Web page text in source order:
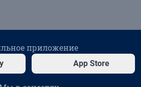
приложение
App Store